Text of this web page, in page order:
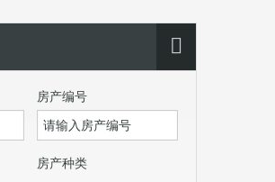
房产编号
房产种类